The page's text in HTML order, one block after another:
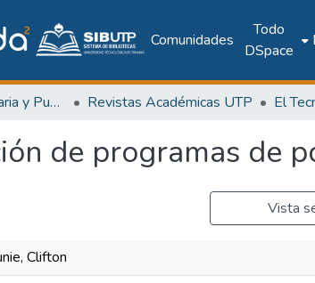
Comunidades
Todo
DSpace
Editorial Universitaria y Publicaciones Seriadas Revistas Académicas UTP El
de programas de
Vista
Clifton